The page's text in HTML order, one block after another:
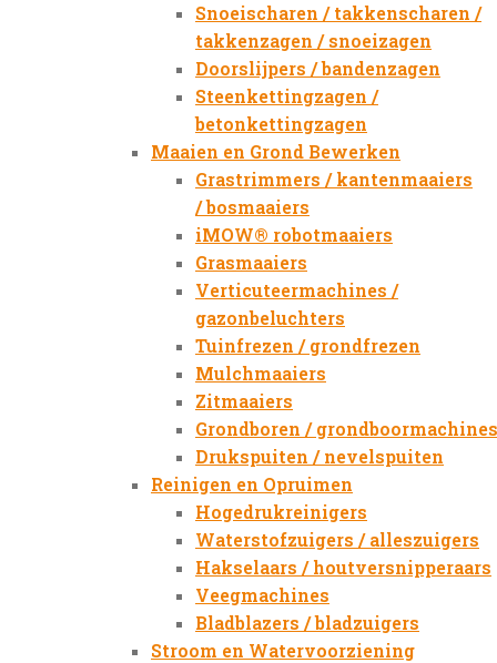
Snoeischaren / takkenscharen /
takkenzagen / snoeizagen
Doorslijpers / bandenzagen
Steenkettingzagen /
betonkettingzagen
Maaien en Grond Bewerken
Grastrimmers / kantenmaaiers
/ bosmaaiers
iMOW® robotmaaiers
Grasmaaiers
Verticuteermachines /
gazonbeluchters
Tuinfrezen / grondfrezen
Mulchmaaiers
Zitmaaiers
Grondboren / grondboormachines
Drukspuiten / nevelspuiten
Reinigen en Opruimen
Hogedrukreinigers
Waterstofzuigers / alleszuigers
Hakselaars / houtversnipperaars
Veegmachines
Bladblazers / bladzuigers
Stroom en Watervoorziening